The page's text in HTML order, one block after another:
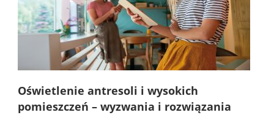
Oświetlenie antresoli i wysokich
pomieszczeń – wyzwania i rozwiązania